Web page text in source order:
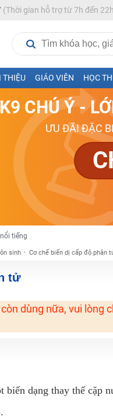
(Thời gian hỗ trợ từ 7h đến
THIỆU GIÁO VIÊN HỌC
CHÚ Ý -
ƯU ĐÃI ĐẶC
Hóa - Văn - Anh- Sinh-Sử-Địa
năm học 2026-2027
tiếng
tiếng
tiếng
tiếng
TN THPT - ĐH ít nhất 25 điểm
2024
11)
chắc cho tương lai!
sinh Cơ chế biến dị cấp độ phân
tử
dùng nữa, vui lòng
biến dạng thay thế cặp